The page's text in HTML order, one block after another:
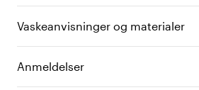
Vaskeanvisninger og materialer
Anmeldelser